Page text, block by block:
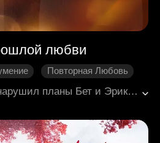
любви
Повторная Любовь
романтика
Несчастный случай нарушил планы Бет и Эрика, которые собирались пожениться, и разлучил их. Заблуждаясь из-за своей матери, Эрик ошибочно полагал, что Бет его бросила, из-за чего начал испытывать к ней обиду. Спустя шесть лет, когда Бет вернулась на родину с дочерью Ниной для медицинского лечения, она неожиданно снова встретила Эрика. Какие чувства вспыхнут между ними на этот раз? В этом бурном путешествии, переполненном любовью и противоречиями, смогут ли они заново открыть свои истинные чувства и найти путь друг к другу?